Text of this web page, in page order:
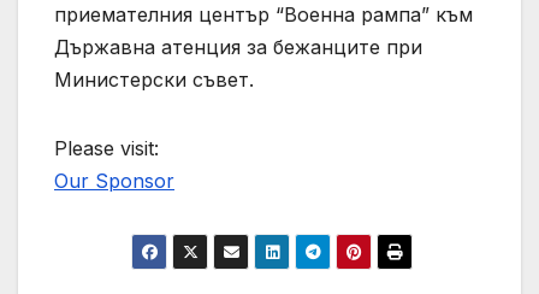
приемателния център “Военна рампа” към
Държавна атенция за бежанците при
Министерски съвет.
Please visit:
Our Sponsor